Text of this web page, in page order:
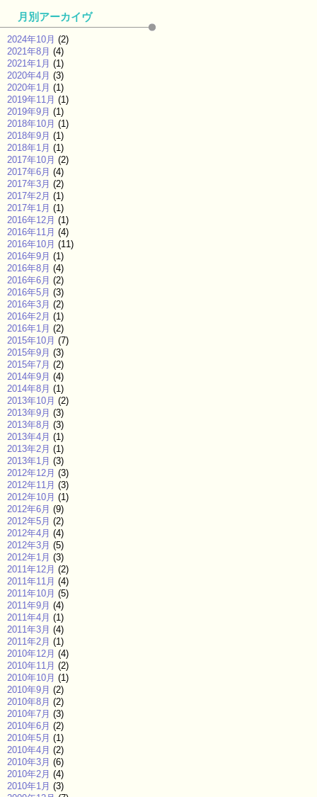
月別アーカイヴ
2024年10月 (2)
2021年8月 (4)
2021年1月 (1)
2020年4月 (3)
2020年1月 (1)
2019年11月 (1)
2019年9月 (1)
2018年10月 (1)
2018年9月 (1)
2018年1月 (1)
2017年10月 (2)
2017年6月 (4)
2017年3月 (2)
2017年2月 (1)
2017年1月 (1)
2016年12月 (1)
2016年11月 (4)
2016年10月 (11)
2016年9月 (1)
2016年8月 (4)
2016年6月 (2)
2016年5月 (3)
2016年3月 (2)
2016年2月 (1)
2016年1月 (2)
2015年10月 (7)
2015年9月 (3)
2015年7月 (2)
2014年9月 (4)
2014年8月 (1)
2013年10月 (2)
2013年9月 (3)
2013年8月 (3)
2013年4月 (1)
2013年2月 (1)
2013年1月 (3)
2012年12月 (3)
2012年11月 (3)
2012年10月 (1)
2012年6月 (9)
2012年5月 (2)
2012年4月 (4)
2012年3月 (5)
2012年1月 (3)
2011年12月 (2)
2011年11月 (4)
2011年10月 (5)
2011年9月 (4)
2011年4月 (1)
2011年3月 (4)
2011年2月 (1)
2010年12月 (4)
2010年11月 (2)
2010年10月 (1)
2010年9月 (2)
2010年8月 (2)
2010年7月 (3)
2010年6月 (2)
2010年5月 (1)
2010年4月 (2)
2010年3月 (6)
2010年2月 (4)
2010年1月 (3)